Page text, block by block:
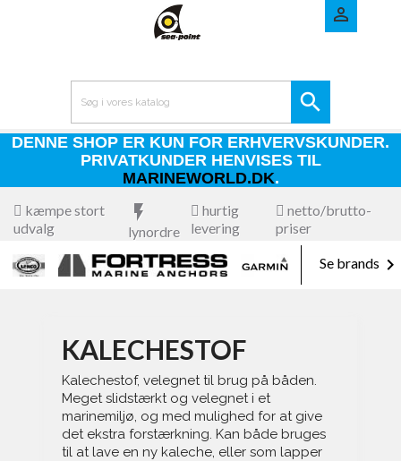


DENNE SHOP ER KUN FOR ERHVERVSKUNDER.
PRIVATKUNDER HENVISES TIL
MARINEWORLD.DK.
kæmpe stort
udvalg
flash_on
lynordre
hurtig
levering
netto/brutto-
priser
Se brands 
KALECHESTOF
Kalechestof, velegnet til brug på båden.
Meget slidstærkt og velegnet i et
marinemiljø, og med mulighed for at give
det ekstra forstærkning. Kan både bruges
til at lave en ny kaleche, eller som lapper